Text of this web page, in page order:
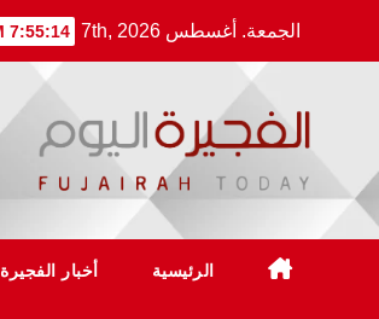
الجمعة. أغسطس 7th, 2026 7:55:15 PM
الرئيسية أخبار الفجيرة